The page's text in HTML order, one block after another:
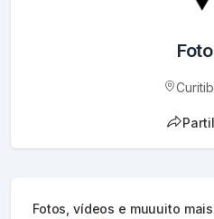
Fotos, vídeos e muuuito